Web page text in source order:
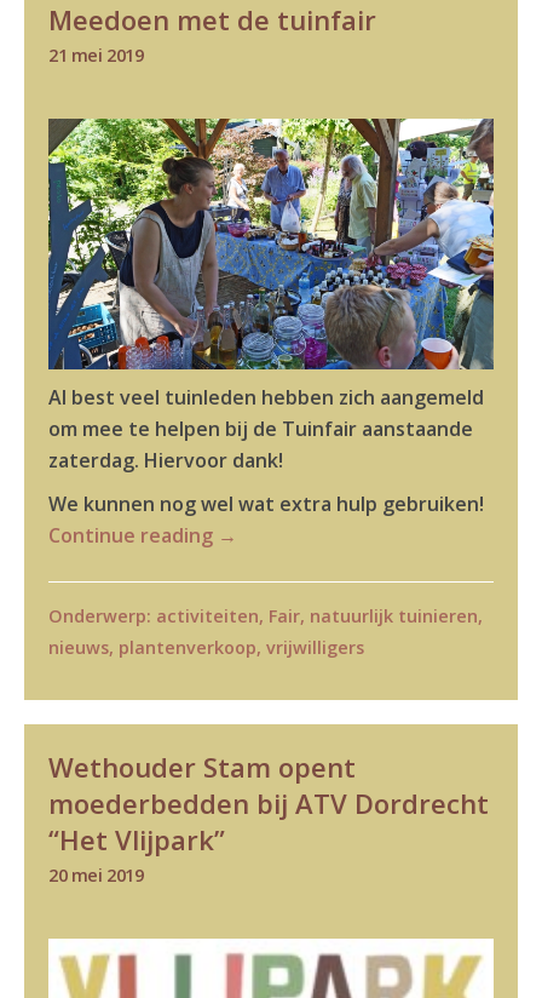
Meedoen met de tuinfair
21 mei 2019
Al best veel tuinleden hebben zich aangemeld
om mee te helpen bij de Tuinfair aanstaande
zaterdag. Hiervoor dank!
We kunnen nog wel wat extra hulp gebruiken!
Continue reading →
Onderwerp: activiteiten, Fair, natuurlijk tuinieren,
nieuws, plantenverkoop, vrijwilligers
Wethouder Stam opent
moederbedden bij ATV Dordrecht
“Het Vlijpark”
20 mei 2019